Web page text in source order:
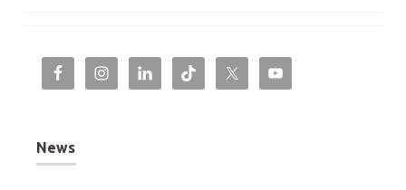
News